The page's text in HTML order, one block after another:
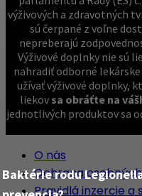
Baktérie rodu
výživových a zdravotných
sú čerpané z voľne
nepreberajú
Výživové doplnky nie sú
nahradiť odborné
užívať výživové doplnky,
liekov sa obráťte na
jednotlivých produktov sa
O nás
Ochrana
Pravidlá inzercie a